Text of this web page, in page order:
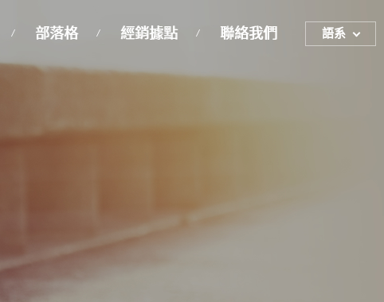
部落格 經銷據點 聯絡我們 語系